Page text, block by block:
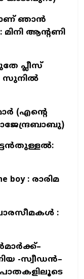
ഞാൻ
മിനി ആന്റണി
പ്ലീസ്
സുനിൽ
(എന്‍റെ
: രാരിമ
:
-സ്വീഡൻ–